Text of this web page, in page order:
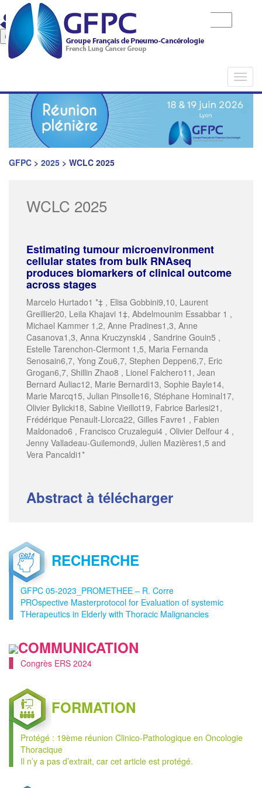
Identifiant Mot de passe
Mot de pase oublié
GFPC > 2025 > WCLC 2025
WCLC 2025
Estimating tumour microenvironment
cellular states from bulk RNAseq
produces biomarkers of clinical outcome
across stages
Marcelo Hurtado1 *‡ , Elisa Gobbini9,10, Laurent
Greillier20, Leila Khajavi 1‡, Abdelmounim Essabbar 1 ,
Michael Kammer 1,2, Anne Pradines1,3, Anne
Casanova1,3, Anna Kruczynski4 , Sandrine Gouin5 ,
Estelle Tarenchon-Clermont 1,5, Maria Fernanda
Senosain6,7, Yong Zou6,7, Stephen Deppen6,7, Eric
Grogan6,7, Shillin Zhao8 , Lionel Falchero11, Jean
Bernard Auliac12, Marie Bernardi13, Sophie Bayle14,
Marie Marcq15, Julian Pinsolle16, Stéphane Hominal17,
Olivier Bylicki18, Sabine Vieillot19, Fabrice Barlesi21,
Frédérique Penault-Llorca22, Gilles Favre1 , Fabien
Maldonado6 , Francisco Cruzalegui4 , Olivier Delfour 4 ,
Jenny Valladeau-Guilemond9, Julien Mazières1,5 and
Vera Pancaldi1*
Abstract à télécharger
RECHERCHE
GFPC 05-2023_PROMETHEE – R. Corre
PROspective Masterprotocol for Evaluation of systemic
THerapeutics in Elderly with Thoracic Malignancies
COMMUNICATION
Congrès ERS 2024
FORMATION
Protégé : 19ème réunion Clinico-Pathologique en Oncologie
Thoracique
Il n’y a pas d’extrait, car cet article est protégé.